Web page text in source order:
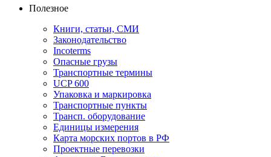
Полезное
Книги, статьи, СМИ
Законодательство
Incoterms
Опасные грузы
Транспортные термины
UCP 600
Упаковка и маркировка
Транспортные пункты
Трансп. оборудование
Единицы измерения
Карта морских портов в РФ
Проектные перевозки